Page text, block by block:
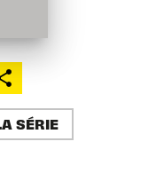
SÉRIE